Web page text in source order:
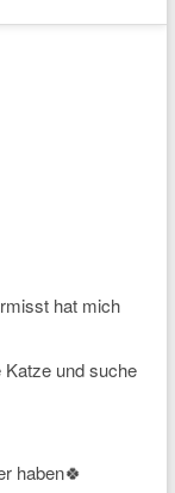
hat mich
und suche
haben🍀